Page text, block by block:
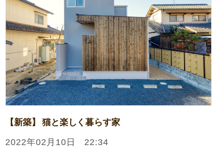
【新築】 猫と楽しく暮らす家
2022年02月10日 22:34